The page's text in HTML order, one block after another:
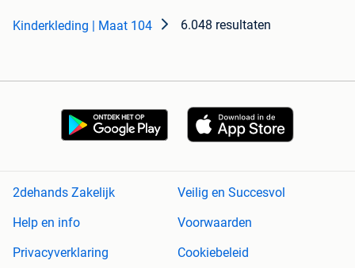
Kinderkleding | Maat 104 6.048 resultaten
2dehands Zakelijk
Veilig en Succesvol
Help en info
Voorwaarden
Privacyverklaring
Cookiebeleid